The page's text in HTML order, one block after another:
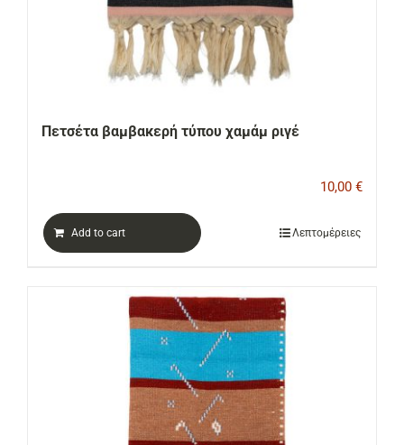
Πετσέτα βαμβακερή τύπου χαμάμ ριγέ
10,00 €
Add to cart Λεπτομέρειες